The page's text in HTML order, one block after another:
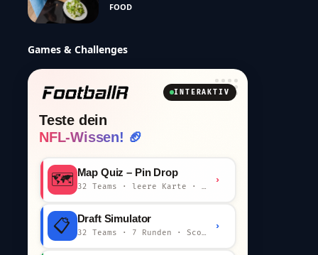
FOOD
Games & Challenges
INTERAKTIV
Teste dein
NFL-Wissen! 🏈
🗺️ Map Quiz – Pin Drop
32 Teams · leere Karte · km-Wertung
›
📋 Draft Simulator
32 Teams · 7 Runden · Scout-Kommentar
›